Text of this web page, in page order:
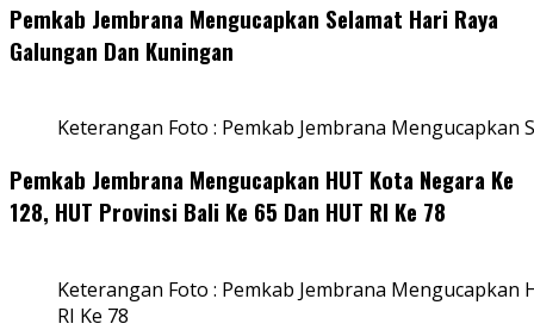
Pemkab Jembrana Mengucapkan Selamat Hari Raya
Galungan Dan Kuningan
Keterangan Foto : Pemkab Jembrana Mengucapkan
Pemkab Jembrana Mengucapkan HUT Kota Negara Ke
128, HUT Provinsi Bali Ke 65 Dan HUT RI Ke 78
Keterangan Foto : Pemkab Jembrana Mengucapkan
RI Ke 78